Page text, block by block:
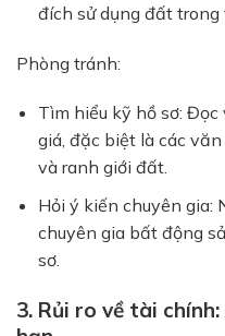
đích sử dụng đất trong
Phòng tránh:
Tìm hiểu kỹ hồ sơ: Đọc
giá, đặc biệt là các
và ranh giới đất.
Hỏi ý kiến chuyên gia:
chuyên gia bất động
sơ.
3. Rủi ro về tài